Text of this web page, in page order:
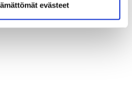
evästeet